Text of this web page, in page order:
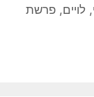
, לויים,פרשת